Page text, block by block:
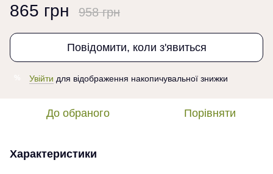
865 грн 958 грн
Повідомити, коли з'явиться
Увійти для відображення накопичувальної знижки
До обраного Порівняти
Характеристики